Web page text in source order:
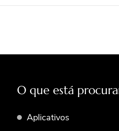
O que está
Aplicativos